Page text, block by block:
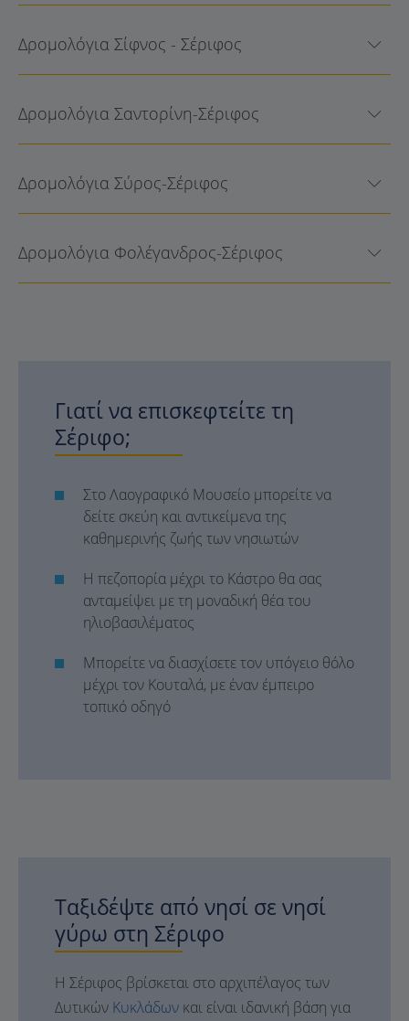
Δρομολόγια Σίφνος - Σέριφος
Δρομολόγια Σαντορίνη-Σέριφος
Δρομολόγια Σύρος-Σέριφος
Δρομολόγια Φολέγανδρος-Σέριφος
Γιατί να επισκεφτείτε τη
Σέριφο;
Στο Λαογραφικό Μουσείο μπορείτε να
δείτε σκεύη και αντικείμενα της
καθημερινής ζωής των νησιωτών
Η πεζοπορία μέχρι το Κάστρο θα σας
ανταμείψει με τη μοναδική θέα του
ηλιοβασιλέματος
Μπορείτε να διασχίσετε τον υπόγειο θόλο
μέχρι τον Κουταλά, με έναν έμπειρο
τοπικό οδηγό
Ταξιδέψτε από νησί σε νησί
γύρω στη Σέριφο
Η Σέριφος βρίσκεται στο αρχιπέλαγος των
Δυτικών Κυκλάδων και είναι ιδανική βάση για